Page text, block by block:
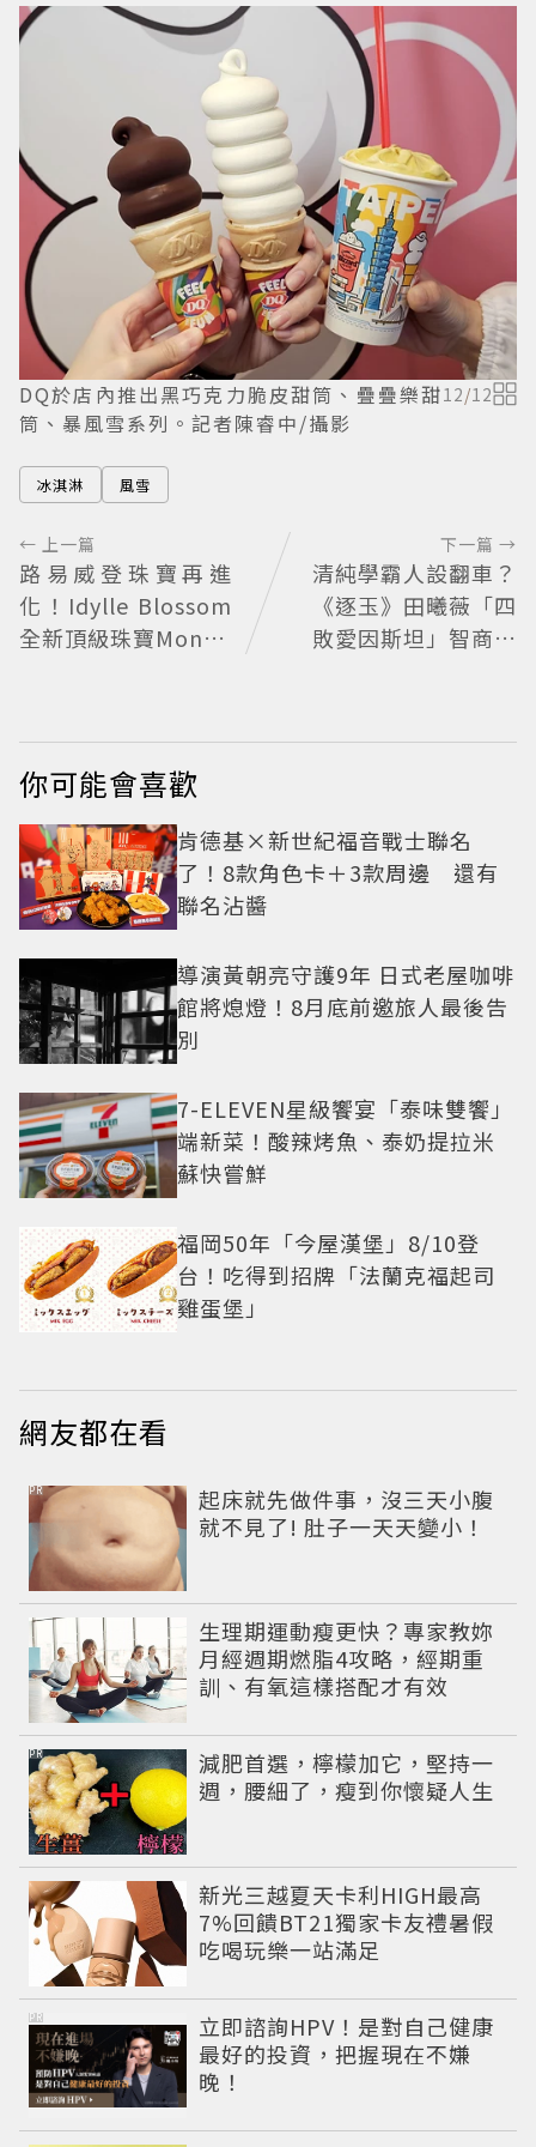
DQ於店內推出黑巧克力脆皮甜筒、疊疊樂甜
筒、暴風雪系列。記者陳睿中/攝影
12/12
冰淇淋 風雪
← 上一篇
路易威登珠寶再進
化！Idylle Blossom
全新頂級珠寶Monog
下一篇 →
清純學霸人設翻車？
《逐玉》田曦薇「四
敗愛因斯坦」智商、
你可能會喜歡
肯德基×新世紀福音戰士聯名
了！8款角色卡＋3款周邊 還有
聯名沾醬
導演黃朝亮守護9年 日式老屋咖啡
館將熄燈！8月底前邀旅人最後告
別
7-ELEVEN星級饗宴「泰味雙饗」
端新菜！酸辣烤魚、泰奶提拉米
蘇快嘗鮮
福岡50年「今屋漢堡」8/10登
台！吃得到招牌「法蘭克福起司
雞蛋堡」
網友都在看
起床就先做件事，沒三天小腹
就不見了! 肚子一天天變小！
PR
生理期運動瘦更快？專家教妳
月經週期燃脂4攻略，經期重
訓、有氧這樣搭配才有效
減肥首選，檸檬加它，堅持一
週，腰細了，瘦到你懷疑人生
PR
新光三越夏天卡利HIGH最高
7%回饋BT21獨家卡友禮暑假
吃喝玩樂一站滿足
立即諮詢HPV！是對自己健康
最好的投資，把握現在不嫌
晚！
PR